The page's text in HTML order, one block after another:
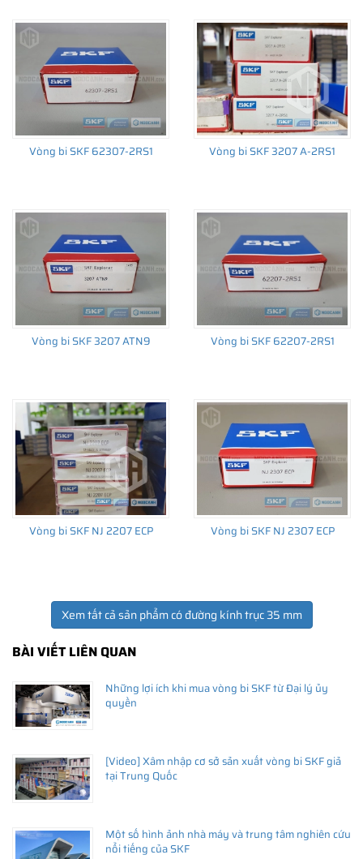
đến sản xuất số lượng lớn, từ lắp cho thiết bị ban đầu đến thị
trường thay thế sau đó.
Giá bán và nơi bán Phớt chắn dầu SKF chính hãng uy
tín
Để có báo giá Phớt SKF 35x62x7 HMSA10 RG tốt nhất, hãy liên
Distributor
Vòng bi SKF 62307-2RS1 Vòng bi SKF 3207 A-2RS1
Vòng bi SKF 3207 ATN9 Vòng bi SKF 62207-2RS1
Vòng bi SKF NJ 2207 ECP Vòng bi SKF NJ 2307 ECP
Xem tất cả sản phẩm có đường kính trục 35 mm
BÀI VIẾT LIÊN QUAN
Những lợi ích khi mua vòng bi SKF từ Đại lý ủy
quyền
[Video] Xâm nhập cơ sở sản xuất vòng bi SKF giả
tại Trung Quốc
Một số hình ảnh nhà máy và trung tâm nghiên cứu
nổi tiếng của SKF